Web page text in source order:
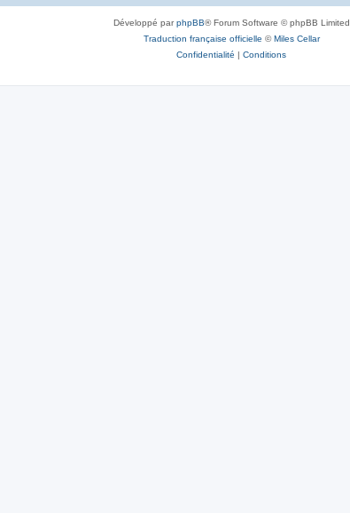
Développé parphpBB® Forum Software © phpBB Limited
Traduction française officielle ©Miles Cellar
Confidentialité | Conditions